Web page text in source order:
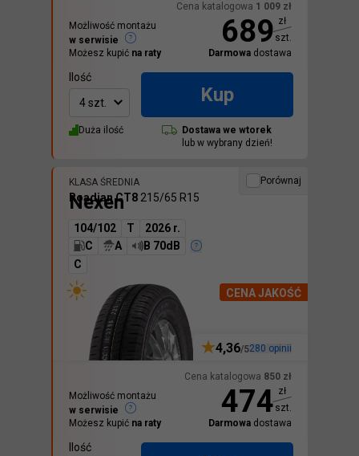
Cena katalogowa 1 009 zł
689 zł
szt.
Darmowa dostawa
Możliwość montażu
w serwisie
Możesz kupić na raty
Ilość
4 szt.
Kup
Duża ilość Dostawa we wtorek
lub w wybrany dzień!
Porównaj
KLASA ŚREDNIA
Nexen
CENA JAKOŚĆ
Roadian CT8 215/65 R15
104/102 T
2026 r.
C
A
B 70dB
C
Cena katalogowa 850 zł
474 zł
szt.
Darmowa dostawa
4,36/5280 opinii
Możliwość montażu
w serwisie
Możesz kupić na raty
Ilość